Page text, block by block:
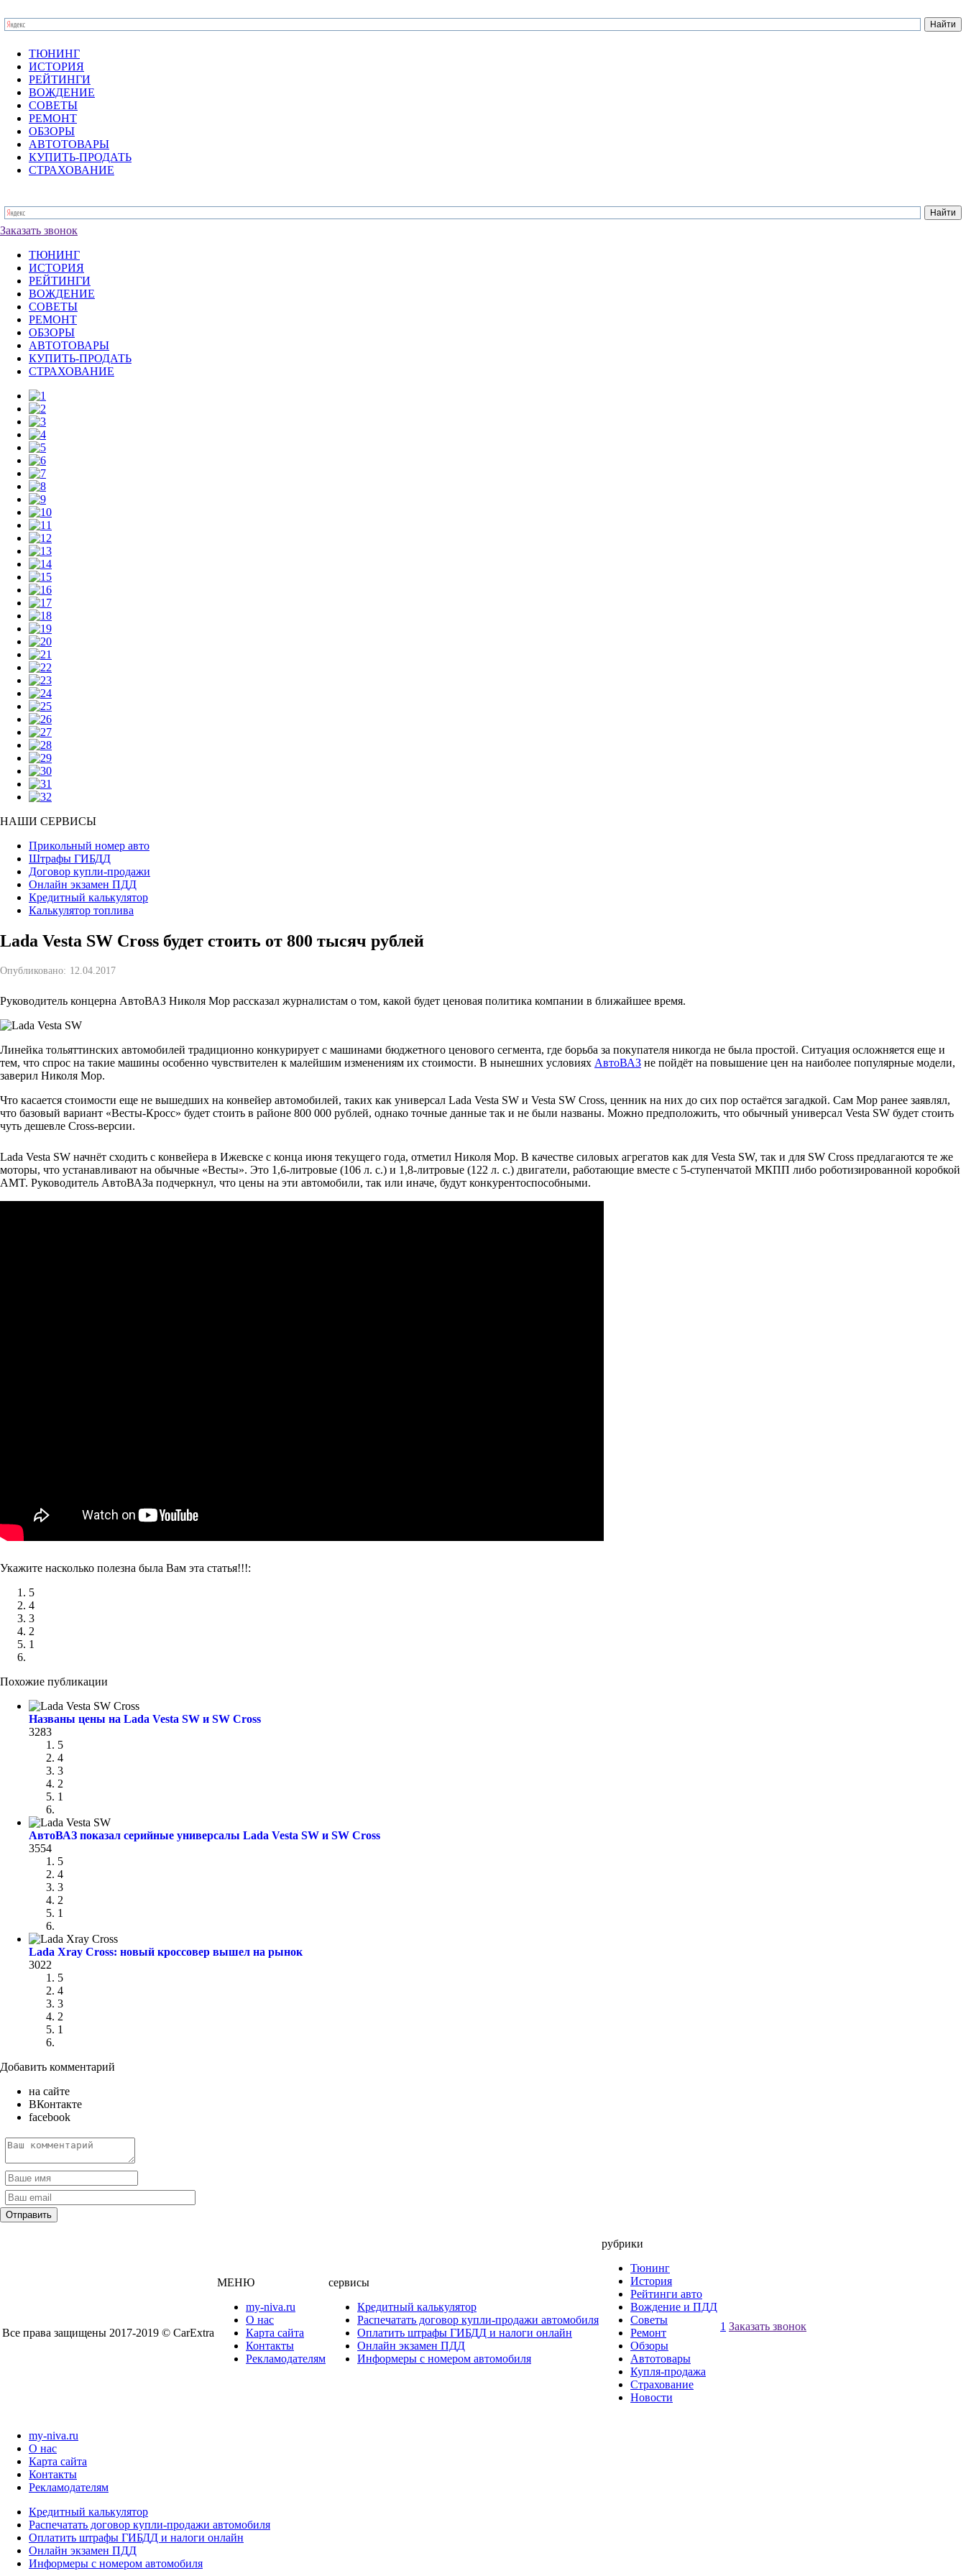
ТЮНИНГ
ИСТОРИЯ
РЕЙТИНГИ
ВОЖДЕНИЕ
СОВЕТЫ
РЕМОНТ
ОБЗОРЫ
АВТОТОВАРЫ
КУПИТЬ-ПРОДАТЬ
СТРАХОВАНИЕ
Заказать звонок
ТЮНИНГ
ИСТОРИЯ
РЕЙТИНГИ
ВОЖДЕНИЕ
СОВЕТЫ
РЕМОНТ
ОБЗОРЫ
АВТОТОВАРЫ
КУПИТЬ-ПРОДАТЬ
СТРАХОВАНИЕ
НАШИ СЕРВИСЫ
Прикольный номер авто
Штрафы ГИБДД
Договор купли-продажи
Онлайн экзамен ПДД
Кредитный калькулятор
Калькулятор топлива
Lada Vesta SW Cross будет стоить от 800 тысяч рублей
Опубликовано: 12.04.2017
Руководитель концерна АвтоВАЗ Николя Мор рассказал журналистам о том, какой будет ценовая политика компании в ближайшее время.
Линейка тольяттинских автомобилей традиционно конкурирует с машинами бюджетного ценового сегмента, где борьба за покупателя никогда не была простой. Ситуация осложняется еще и
тем, что спрос на такие машины особенно чувствителен к малейшим изменениям их стоимости. В нынешних условиях АвтоВАЗ не пойдёт на повышение цен на наиболее популярные модели,
заверил Николя Мор.
Что касается стоимости еще не вышедших на конвейер автомобилей, таких как универсал Lada Vesta SW и Vesta SW Cross, ценник на них до сих пор остаётся загадкой. Сам Мор ранее заявлял,
что базовый вариант «Весты-Кросс» будет стоить в районе 800 000 рублей, однако точные данные так и не были названы. Можно предположить, что обычный универсал Vesta SW будет стоить
чуть дешевле Cross-версии.
Lada Vesta SW начнёт сходить с конвейера в Ижевске с конца июня текущего года, отметил Николя Мор. В качестве силовых агрегатов как для Vesta SW, так и для SW Cross предлагаются те же
моторы, что устанавливают на обычные «Весты». Это 1,6-литровые (106 л. с.) и 1,8-литровые (122 л. с.) двигатели, работающие вместе с 5-ступенчатой МКПП либо роботизированной коробкой
AMT. Руководитель АвтоВАЗа подчеркнул, что цены на эти автомобили, так или иначе, будут конкурентоспособными.
Укажите насколько полезна была Вам эта статья!!!:
5
4
3
2
1
Похожие публикации
Названы цены на Lada Vesta SW и SW Cross
3283
5
4
3
2
1
АвтоВАЗ показал серийные универсалы Lada Vesta SW и SW Cross
3554
5
4
3
2
1
Lada Xray Cross: новый кроссовер вышел на рынок
3022
5
4
3
2
1
Добавить комментарий
на сайте
ВКонтакте
facebook
Все права защищены 2017-2019 © CarExtra
МЕНЮ
my-niva.ru
О нас
Карта сайта
Контакты
Рекламодателям
сервисы
Кредитный калькулятор
Распечатать договор купли-продажи автомобиля
Оплатить штрафы ГИБДД и налоги онлайн
Онлайн экзамен ПДД
Информеры с номером автомобиля
рубрики
Тюнинг
История
Рейтинги авто
Вождение и ПДД
Советы
Ремонт
Обзоры
Автотовары
Купля-продажа
Страхование
Новости
1 Заказать звонок
my-niva.ru
О нас
Карта сайта
Контакты
Рекламодателям
Кредитный калькулятор
Распечатать договор купли-продажи автомобиля
Оплатить штрафы ГИБДД и налоги онлайн
Онлайн экзамен ПДД
Информеры с номером автомобиля